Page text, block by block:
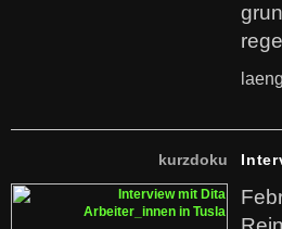
kurzdoku